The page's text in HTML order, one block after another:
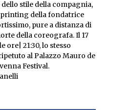
dello stile della compagnia,
della fondatrice
pure a distanza di
della coreografa. Il 17
ore| 21:30, lo stesso
al Palazzo Mauro de
Festival.